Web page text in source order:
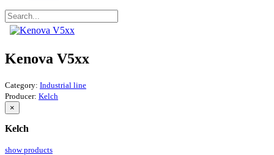
Kenova V5xx
Category: Industrial line
Producer: Kelch
×
Kelch
show products